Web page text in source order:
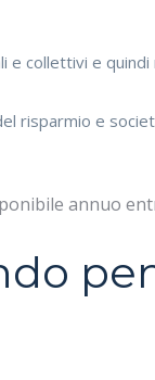
e collettivi e
risparmio e
annuo